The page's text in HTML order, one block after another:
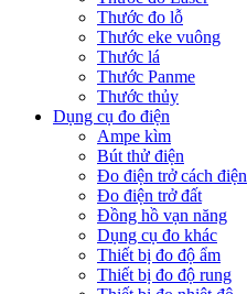
Thước đo lỗ
Thước eke vuông
Thước lá
Thước Panme
Thước thủy
Dụng cụ đo điện
Ampe kìm
Bút thử điện
Đo điện trở cách điện
Đo điện trở đất
Đồng hồ vạn năng
Dụng cụ đo khác
Thiết bị đo độ ẩm
Thiết bị đo độ rung